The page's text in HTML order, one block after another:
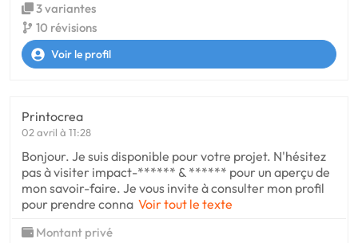
3 variantes
10 révisions
Voir le profil
Printocrea
02 avril à 11:28
Bonjour. Je suis disponible pour votre projet. N'hésitez
pas à visiter impact-****** & ****** pour un aperçu de
mon savoir-faire. Je vous invite à consulter mon profil
pour prendre conna Voir tout le texte
Montant privé